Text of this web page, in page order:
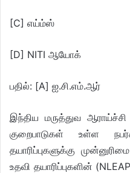
[C] எய்ம்ஸ்
[D] NITI ஆயோக்
பதில்: [A] ஐ.சி.எம்.ஆர்
இந்திய மருத்துவ
குறைபாடுகள் உள்ள
தயாரிப்புகளுக்கு
உதவி தயாரிப்புகளின்